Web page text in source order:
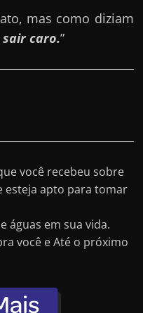
mas como diziam
sair caro.”
você recebeu sobre
esteja apto para tomar
águas em sua vida.
você e Até o próximo